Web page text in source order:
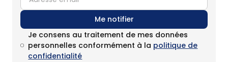
Me notifier
Je consens au traitement de mes données
personnelles conformément à la politique de
confidentialité